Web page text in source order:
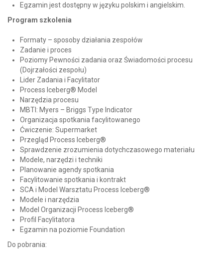
Egzamin jest dostępny w języku polskim i angielskim.
Program szkolenia
Formaty – sposoby działania zespołów
Zadanie i proces
Poziomy Pewności zadania oraz Świadomości procesu
(Dojrzałości zespołu)
Lider Zadania i Facylitator
Process Iceberg® Model
Narzędzia procesu
MBTI: Myers – Briggs Type Indicator
Organizacja spotkania facylitowanego
Ćwiczenie: Supermarket
Przegląd Process Iceberg®
Sprawdzenie zrozumienia dotychczasowego materiału
Modele, narzędzi i techniki
Planowanie agendy spotkania
Facylitowanie spotkania i kontrakt
SCA i Model Warsztatu Process Iceberg®
Modele i narzędzia
Model Organizacji Process Iceberg®
Profil Facylitatora
Egzamin na poziomie Foundation
Do pobrania: